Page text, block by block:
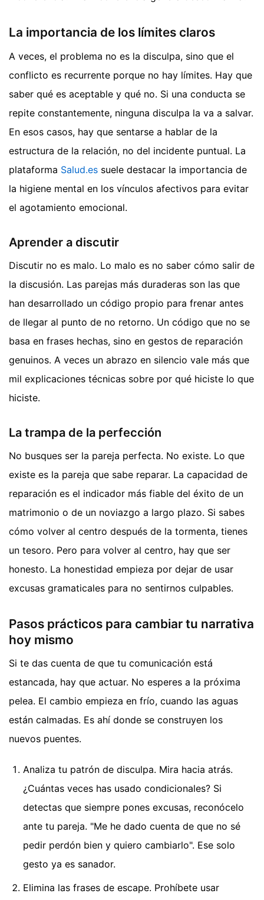
La importancia de los límites claros
A veces, el problema no es la disculpa, sino que el
conflicto es recurrente porque no hay límites. Hay que
saber qué es aceptable y qué no. Si una conducta se
repite constantemente, ninguna disculpa la va a salvar.
En esos casos, hay que sentarse a hablar de la
estructura de la relación, no del incidente puntual. La
plataforma Salud.es suele destacar la importancia de
la higiene mental en los vínculos afectivos para evitar
el agotamiento emocional.
Aprender a discutir
Discutir no es malo. Lo malo es no saber cómo salir de
la discusión. Las parejas más duraderas son las que
han desarrollado un código propio para frenar antes
de llegar al punto de no retorno. Un código que no se
basa en frases hechas, sino en gestos de reparación
genuinos. A veces un abrazo en silencio vale más que
mil explicaciones técnicas sobre por qué hiciste lo que
hiciste.
La trampa de la perfección
No busques ser la pareja perfecta. No existe. Lo que
existe es la pareja que sabe reparar. La capacidad de
reparación es el indicador más fiable del éxito de un
matrimonio o de un noviazgo a largo plazo. Si sabes
cómo volver al centro después de la tormenta, tienes
un tesoro. Pero para volver al centro, hay que ser
honesto. La honestidad empieza por dejar de usar
excusas gramaticales para no sentirnos culpables.
Pasos prácticos para cambiar tu narrativa
hoy mismo
Si te das cuenta de que tu comunicación está
estancada, hay que actuar. No esperes a la próxima
pelea. El cambio empieza en frío, cuando las aguas
están calmadas. Es ahí donde se construyen los
nuevos puentes.
Analiza tu patrón de disculpa. Mira hacia atrás.
¿Cuántas veces has usado condicionales? Si
detectas que siempre pones excusas, reconócelo
ante tu pareja. "Me he dado cuenta de que no sé
pedir perdón bien y quiero cambiarlo". Ese solo
gesto ya es sanador.
Elimina las frases de escape. Prohíbete usar